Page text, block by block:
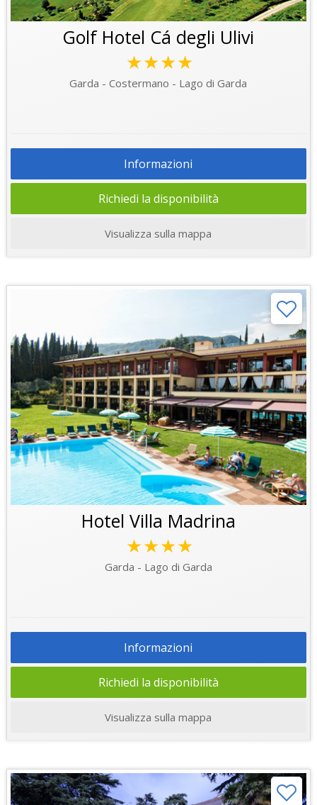
Golf Hotel Cá degli Ulivi
★★★★
Garda - Costermano - Lago di Garda
Informazioni
Richiedi la disponibilità
Visualizza sulla mappa
Hotel Villa Madrina
★★★★
Garda - Lago di Garda
Informazioni
Richiedi la disponibilità
Visualizza sulla mappa